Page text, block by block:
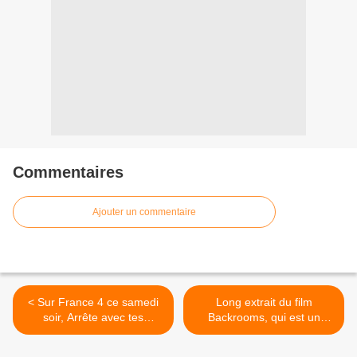
Commentaires
Ajouter un commentaire
< Sur France 4 ce samedi
soir, Arrête avec tes
mensonges, avec
Long extrait du film
Backrooms, qui est un
carton aux États-Unis,